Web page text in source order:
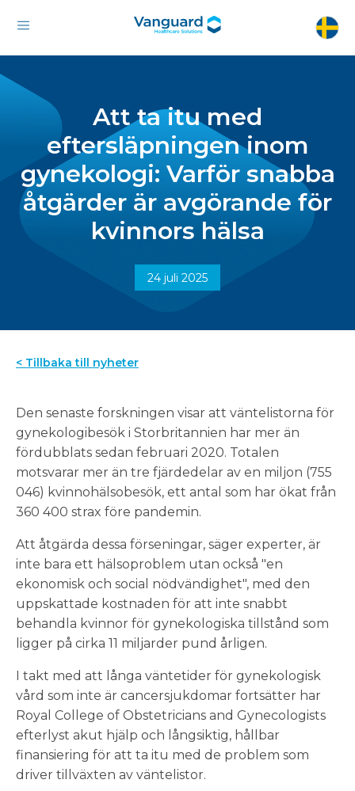
Att ta itu med
eftersläpningen inom
gynekologi: Varför snabba
åtgärder är avgörande för
kvinnors hälsa
24 juli 2025
< Tillbaka till nyheter
Den senaste forskningen visar att väntelistorna för
gynekologibesök i Storbritannien har mer än
fördubblats sedan februari 2020. Totalen
motsvarar mer än tre fjärdedelar av en miljon (755
046) kvinnohälsobesök, ett antal som har ökat från
360 400 strax före pandemin.
Att åtgärda dessa förseningar, säger experter, är
inte bara ett hälsoproblem utan också "en
ekonomisk och social nödvändighet", med den
uppskattade kostnaden för att inte snabbt
behandla kvinnor för gynekologiska tillstånd som
ligger på cirka 11 miljarder pund årligen.
I takt med att långa väntetider för gynekologisk
vård som inte är cancersjukdomar fortsätter har
Royal College of Obstetricians and Gynecologists
efterlyst akut hjälp och långsiktig, hållbar
finansiering för att ta itu med de problem som
driver tillväxten av väntelistor.